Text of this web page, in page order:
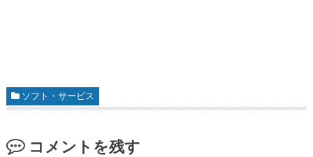
ソフト・サービス
コメントを残す